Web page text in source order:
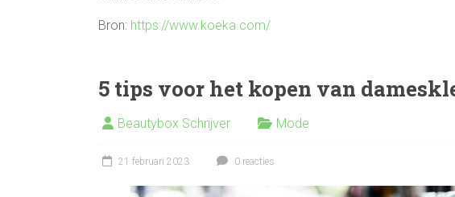
Bron: https://www.koeka.com/
5 tips voor het kopen van
Beautybox Schrijver Mode
21 februari 2023 0 reacties